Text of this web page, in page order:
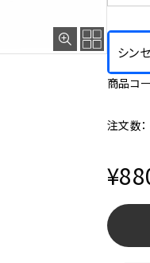
シン
商品コ
注文数：